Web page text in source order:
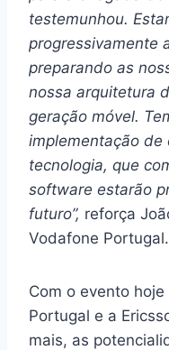
testemunhou.
progressivamente
preparando as
nossa arquitetura
geração móvel.
implementação de
tecnologia, que
software estarão
futuro”, reforça
Vodafone Portugal.
Com o evento
Portugal e a
mais, as